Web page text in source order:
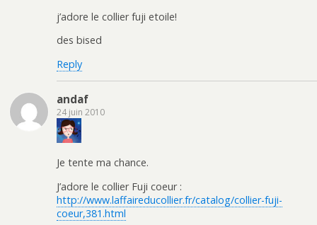
j’adore le collier fuji etoile!
des bised
Reply
andaf
24 juin 2010
Je tente ma chance.
J’adore le collier Fuji coeur :
http://www.laffaireducollier.fr/catalog/collier-fuji-
coeur,381.html